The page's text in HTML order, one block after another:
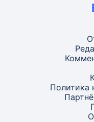
Политика